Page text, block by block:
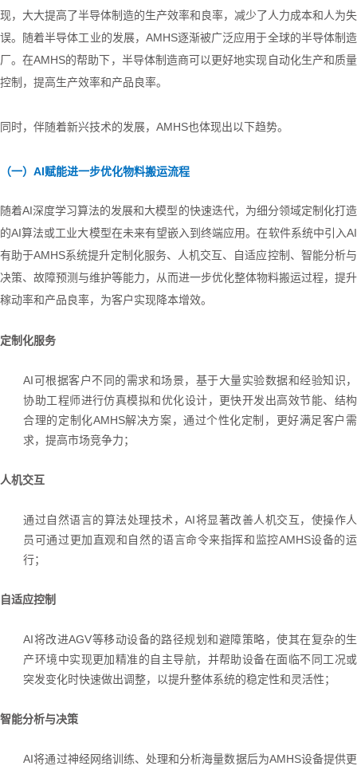
现， 大大提高了半导体制造的生产效率和良率，减少了人力成本和人为失
误。随着半导体工业的发展， AMHS逐渐被广泛应用于全球的半导体制造
厂。在AMHS的帮助下，半导体制造商可以更好地实现自动化生产和质量
控制，提高生产效率和产品良率。
同时，伴随着新兴技术的发展， AMHS也体现出以下趋势。
（一） AI赋能进一步优化物料搬运流程
随着AI深度学习算法的发展和大模型的快速迭代，为细分领域定制化打造
的AI算法或工业大模型在未来有望嵌入到终端应用。在软件系统中引入AI
有助于AMHS系统提升定制化服务、人机交互、自适应控制、智能分析与
决策、故障预测与维护等能力，从而进一步优化整体物料搬运过程，提升
稼动率和产品良率，为客户实现降本增效。
定制化服务
AI可根据客户不同的需求和场景，基于大量实验数据和经验知识，
协助工程师进行仿真模拟和优化设计，更快开发出高效节能、结构
合理的定制化AMHS解决方案，通过个性化定制，更好满足客户需
求，提高市场竞争力；
人机交互
通过自然语言的算法处理技术，AI将显著改善人机交互，使操作人
员可通过更加直观和自然的语言命令来指挥和监控AMHS设备的运
行；
自适应控制
AI将改进AGV等移动设备的路径规划和避障策略，使其在复杂的生
产环境中实现更加精准的自主导航，并帮助设备在面临不同工况或
突发变化时快速做出调整，以提升整体系统的稳定性和灵活性；
智能分析与决策
AI将通过神经网络训练、处理和分析海量数据后为AMHS设备提供更